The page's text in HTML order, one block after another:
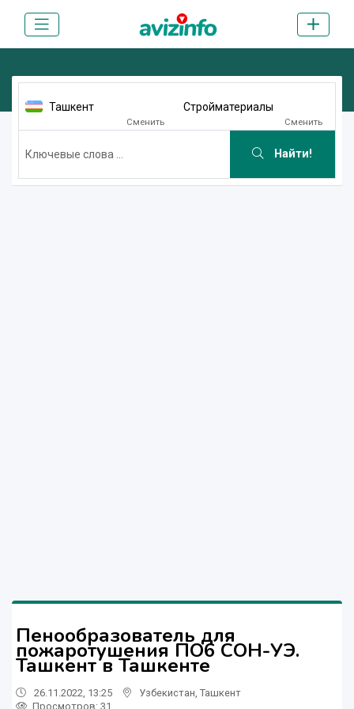
Ташкент
Сменить
Стройматериалы
Сменить
Найти!
Пенообразователь для
пожаротушения ПО6 СОН-УЭ.
Ташкент в Ташкенте
26.11.2022, 13:25 Узбекистан Ташкент
Просмотров: 31